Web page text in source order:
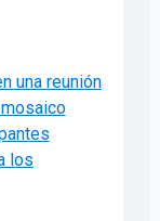
una reunión
los